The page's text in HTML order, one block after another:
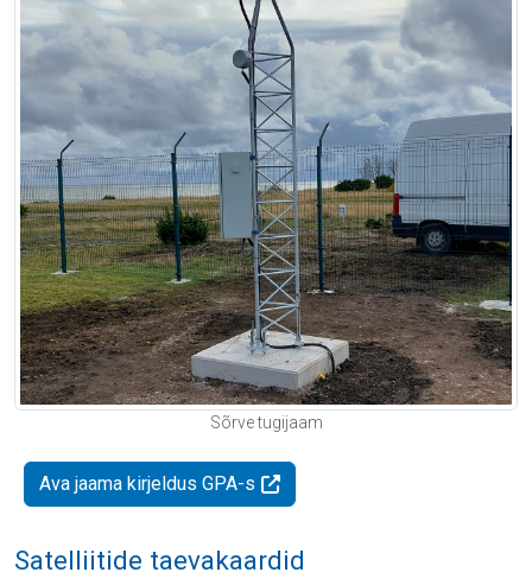
Sõrve tugijaam
Ava jaama kirjeldus GPA-s
Satelliitide taevakaardid